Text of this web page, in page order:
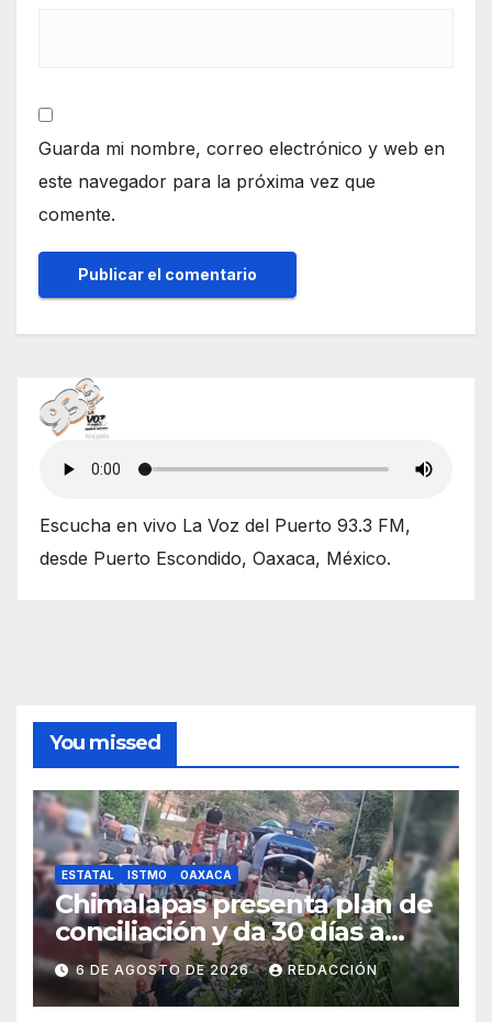
Guarda mi nombre, correo electrónico y web en
este navegador para la próxima vez que
comente.
Escucha en vivo La Voz del Puerto 93.3 FM,
desde Puerto Escondido, Oaxaca, México.
You missed
ESTATAL ISTMO OAXACA
Chimalapas presenta plan de
conciliación y da 30 días a
ejidos chiapanecos para
definir situación territorial
6 DE AGOSTO DE 2026 REDACCIÓN